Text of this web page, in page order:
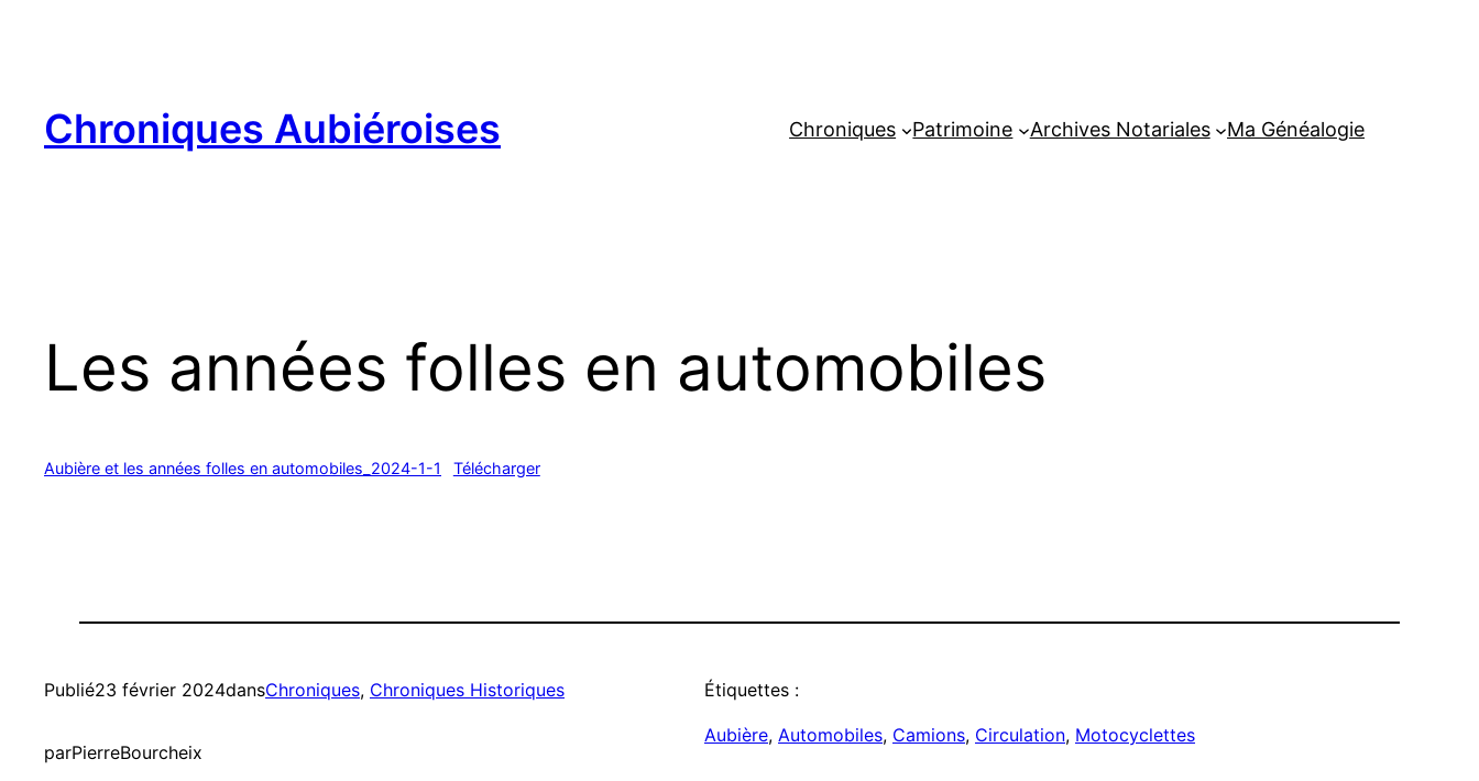
Chroniques Aubiéroises Chroniques Patrimoine Archives Notariales Ma Généalogie
Les années folles en automobiles
Aubière et les années folles en automobiles_2024-1-1 Télécharger
Publié23 février 2024dansChroniques, Chroniques Historiques
parPierreBourcheix
Étiquettes :
Aubière, Automobiles, Camions, Circulation, Motocyclettes